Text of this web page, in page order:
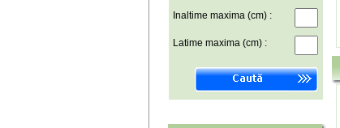
Inaltime maxima (cm) :
Latime maxima (cm) :